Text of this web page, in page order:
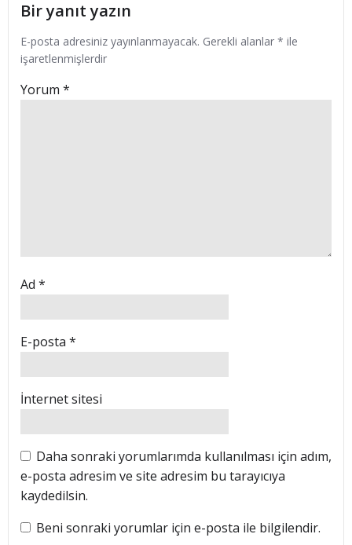
Bir yanıt yazın
E-posta adresiniz yayınlanmayacak. Gerekli alanlar * ile
işaretlenmişlerdir
Yorum *
Ad *
E-posta *
İnternet sitesi
Daha sonraki yorumlarımda kullanılması için adım,
e-posta adresim ve site adresim bu tarayıcıya
kaydedilsin.
Beni sonraki yorumlar için e-posta ile bilgilendir.